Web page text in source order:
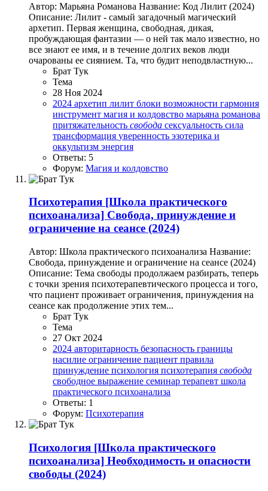
Автор: Марьяна Романова Название: Код Лилит (2024)
Описание: Лилит - самый загадочный магический
архетип. Первая женщина, свободная, дикая,
пробуждающая фантазии — о ней так мало известно, но
все знают ее имя, и в течение долгих веков люди
очарованы ее сиянием. Та, что будит неподвластную...
Брат Тук
Тема
28 Ноя 2024
2024 архетип лилит блоки возможности гармония
инструмент магия и колдовство марьяна романова
притяжательность свобода сексуальность сила
трансформация уверенность эзотерика и
оккультизм энергия
Ответы: 5
Форум: Магия и колдовство
Психотерапия [Школа практического
психоанализа] Свобода, принуждение и
ограничение на сеансе (2024)
Автор: Школа практического психоанализа Название:
Свобода, принуждение и ограничение на сеансе (2024)
Описание: Тема свободы продолжаем разбирать, теперь
с точки зрения психотерапевтического процесса и того,
что пациент проживает ограничения, принуждения на
сеансе как продолжение этих тем...
Брат Тук
Тема
27 Окт 2024
2024 авторитарность безопасность границы
насилие ограничение пациент правила
принуждение психология психотерапия свобода
свободное выражение семинар терапевт школа
практического психоанализа
Ответы: 1
Форум: Психотерапия
Психология [Школа практического
психоанализа] Необходимость и опасности
свободы (2024)